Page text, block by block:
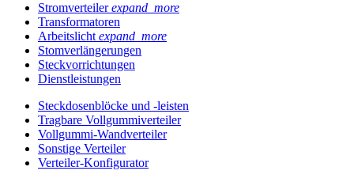
Stromverteilerexpand_more
Transformatoren
Arbeitslicht expand_more
Stomverlängerungen
Steckvorrichtungen
Dienstleistungen
Steckdosenblöcke und -leisten
Tragbare Vollgummiverteiler
Vollgummi-Wandverteiler
Sonstige Verteiler
Verteiler-Konfigurator